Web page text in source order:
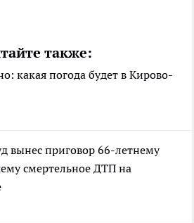
также:
какая погода будет в Кирово-
вынес приговор 66-летнему
смертельное ДТП на